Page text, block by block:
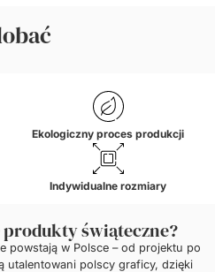
Ekologiczny proces produkcji
Indywidualne rozmiary
produkty świąteczne?
powstają w Polsce – od projektu po
utalentowani polscy graficy, dzięki